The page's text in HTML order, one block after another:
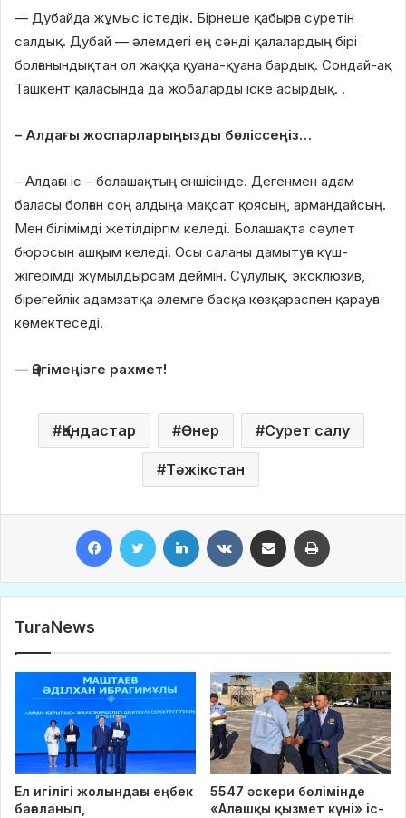
— Дубайда жұмыс істедік. Бірнеше қабырға суретін
салдық. Дубай — әлемдегі ең сәнді қалалардың бірі
болғанындықтан ол жаққа қуана-қуана бардық. Сондай-ақ
Ташкент қаласында да жобаларды іске асырдық. .
– Алдағы жоспарларыңызды бөліссеңіз…
– Алдағы іс – болашақтың еншісінде. Дегенмен адам
баласы болған соң алдыңа мақсат қоясың, армандайсың.
Мен білімімді жетілдіргім келеді. Болашақта сәулет
бюросын ашқым келеді. Осы саланы дамытуға күш-
жігерімді жұмылдырсам деймін. Сұлулық, эксклюзив,
бірегейлік адамзатқа әлемге басқа көзқараспен қарауға
көмектеседі.
— Әңгімеңізге рахмет!
Қандастар Өнер Сурет салу
Тәжікстан
TuraNews
Ел игілігі жолындағы еңбек
бағаланып,
5547 әскери бөлімінде
«Алғашқы қызмет күні» іс-